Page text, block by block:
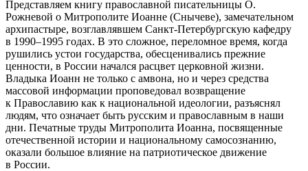
Представляем книгу православной писательницы О.
Рожневой о Митрополите Иоанне (Снычеве), замечательном
архипастыре, возглавлявшем Санкт-Петербургскую кафедру
в 1990–1995 годах. В это сложное, переломное время, когда
рушились устои государства, обесценивались прежние
ценности, в России начался расцвет церковной жизни.
Владыка Иоанн не только с амвона, но и через средства
массовой информации проповедовал возвращение
к Православию как к национальной идеологии, разъяснял
людям, что означает быть русским и православным в наши
дни. Печатные труды Митрополита Иоанна, посвященные
отечественной истории и национальному самосознанию,
оказали большое влияние на патриотическое движение
в России.